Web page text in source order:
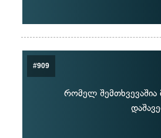
#909
რომელ შემთხვევაშია